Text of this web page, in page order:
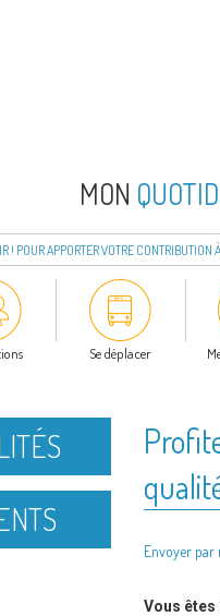
MON
! POUR APPORTER VOTRE
Se déplacer
Envoyer par
Vous